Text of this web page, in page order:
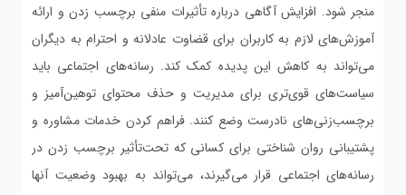
منجر شود. افزایش آگاهی درباره تأثیرات منفی برچسب زدن و ارائه
آموزش‌های لازم به کاربران برای قضاوت عادلانه و احترام به دیگران
می‌تواند به کاهش این پدیده کمک کند. رسانه‌های اجتماعی باید
سیاست‌های قوی‌تری برای مدیریت و حذف محتوای توهین‌آمیز و
برچسب‌زنی‌های نادرست وضع کنند. فراهم کردن خدمات مشاوره و
پشتیبانی روان شناختی برای کسانی که تحت‌تأثیر برچسب زدن در
رسانه‌های اجتماعی قرار می‌گیرند، می‌تواند به بهبود وضعیت آنها